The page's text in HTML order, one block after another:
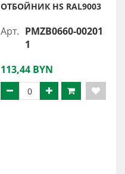
ОТБОЙНИК HS RAL9003
Арт. PMZB0660-00201
1
113,44 BYN